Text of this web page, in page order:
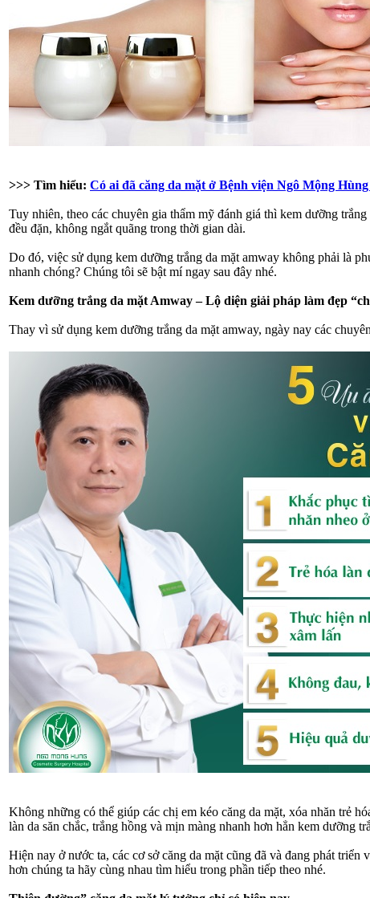
>>> Tìm hiểu: Có ai đã căng da mặt ở Bệnh viện Ngô Mộng
Tuy nhiên, theo các chuyên gia thẩm mỹ đánh giá thì kem dưỡng
đều đặn, không ngắt quãng trong thời gian dài.
Do đó, việc sử dụng kem dưỡng trắng da mặt amway không phải là
nhanh chóng? Chúng tôi sẽ bật mí ngay sau đây nhé.
Kem dưỡng trắng da mặt Amway – Lộ diện giải pháp làm đẹp
Thay vì sử dụng kem dưỡng trắng da mặt amway, ngày nay các
Không những có thể giúp các chị em kéo căng da mặt, xóa nhăn trẻ
làn da săn chắc, trắng hồng và mịn màng nhanh hơn hẳn kem dưỡng
Hiện nay ở nước ta, các cơ sở căng da mặt cũng đã và đang phát
hơn chúng ta hãy cùng nhau tìm hiểu trong phần tiếp theo nhé.